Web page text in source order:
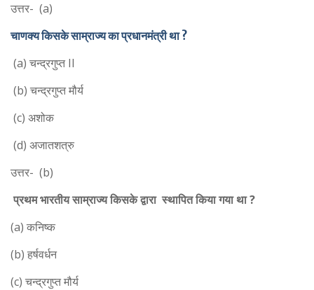
उत्तर- (a)
चाणक्य किसके साम्राज्य का प्रधानमंत्री था ?
(a) चन्द्रगुप्त II
(b) चन्द्रगुप्त मौर्य
(c) अशोक
(d) अजातशत्रु
उत्तर- (b)
प्रथम भारतीय साम्राज्य किसके द्वारा स्थापित किया गया था ?
(a) कनिष्क
(b) हर्षवर्धन
(c) चन्द्रगुप्त मौर्य